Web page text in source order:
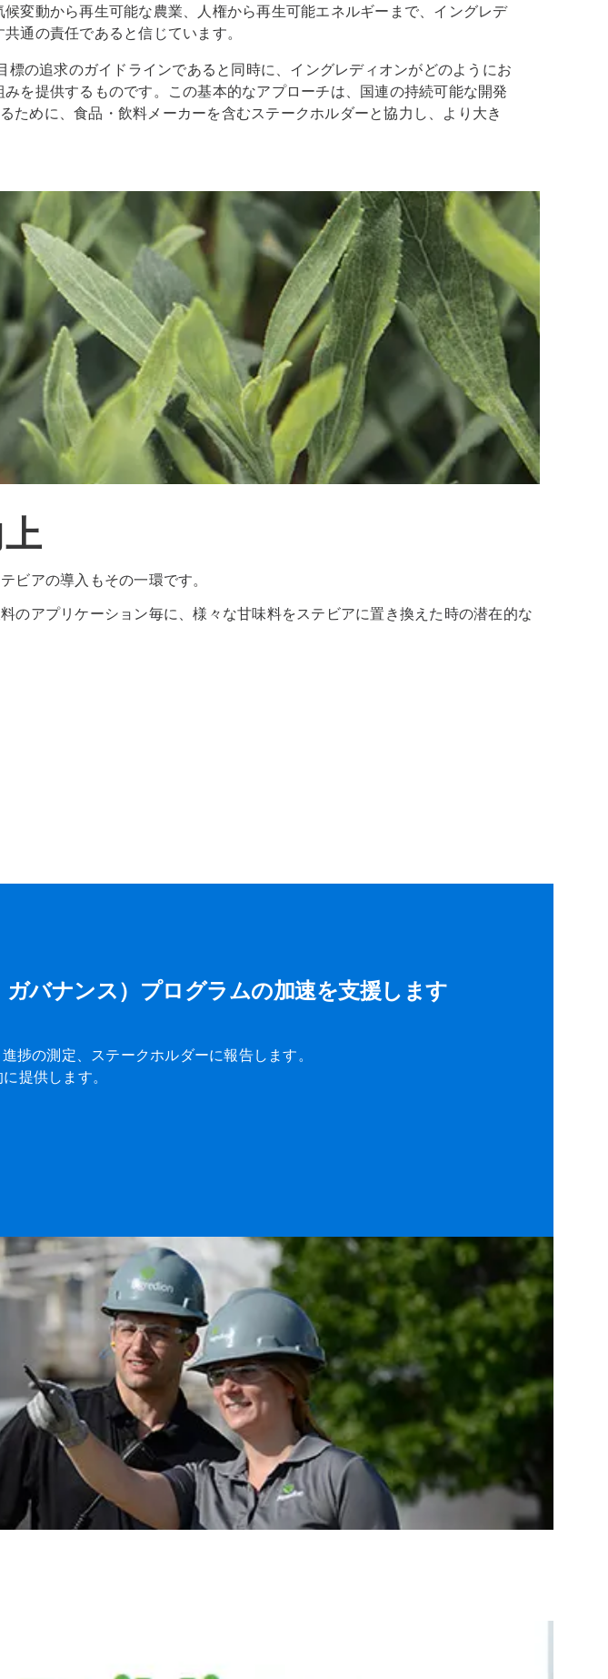
変動から再生可能な農業、人権から再生可能エネルギーまで、イングレデ
通の責任であると信じています。
の追求のガイドラインであると同時に、イングレディオンがどのようにお
を提供するものです。この基本的なアプローチは、国連の持続可能な開発
ために、食品・飲料メーカーを含むステークホルダーと協力し、より大き
ビアの導入もその一環です。
アプリケーション毎に、様々な甘味料をステビアに置き換えた時の潜在的な
バナンス）プログラムの加速を支援します
捗の測定、ステークホルダーに報告します。
提供します。